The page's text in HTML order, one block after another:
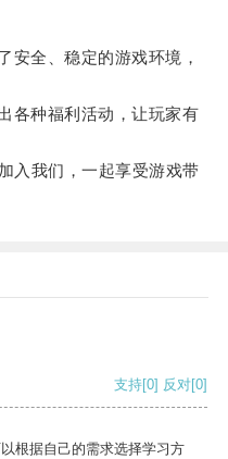
全、稳定的游戏环境，
种福利活动，让玩家有
我们，一起享受游戏带
支持[0] 反对[0]
根据自己的需求选择学习方